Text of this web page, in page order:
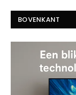
BOVENKANT